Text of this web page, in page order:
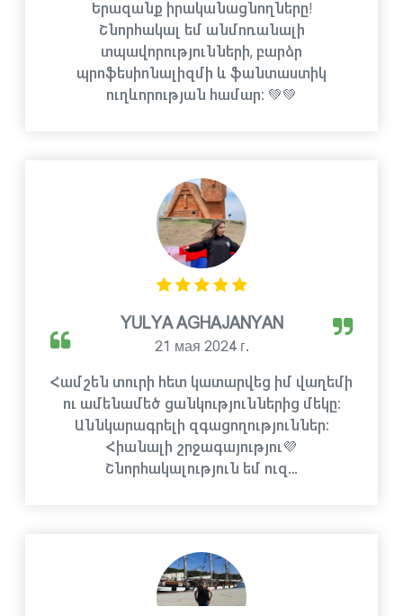
Երազանք իրականացնողները!
Շնորհակալ եմ անմոռանալի
տպավորությունների, բարձր
պրոֆեսիոնալիզմի և ֆանտաստիկ
ուղևորության համար։ 💚💚
YULYA AGHAJANYAN
21 мая 2024 г.
Համշեն տուրի հետ կատարվեց իմ վաղեմի
ու ամենամեծ ցանկություններից մեկը։
Աննկարագրելի զգացողություններ։
Հիանալի շրջագայությու💜
Շնորհակալություն եմ ուզ…